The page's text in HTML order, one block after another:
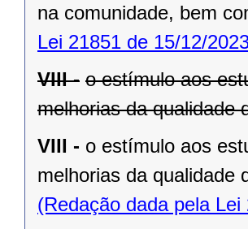
na comunidade, bem
Lei 21851 de 15/12/
VIII - o estímulo aos
melhorias da qualidade
VIII - o estímulo aos
melhorias da qualidade
(Redação dada pela